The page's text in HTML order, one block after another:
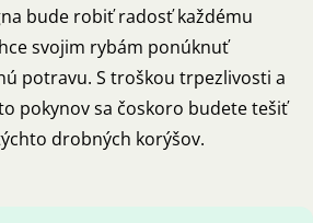
bude robiť radosť každému
svojim rybám ponúknuť
potravu. S troškou trpezlivosti a
pokynov sa čoskoro budete tešiť
drobných korýšov.